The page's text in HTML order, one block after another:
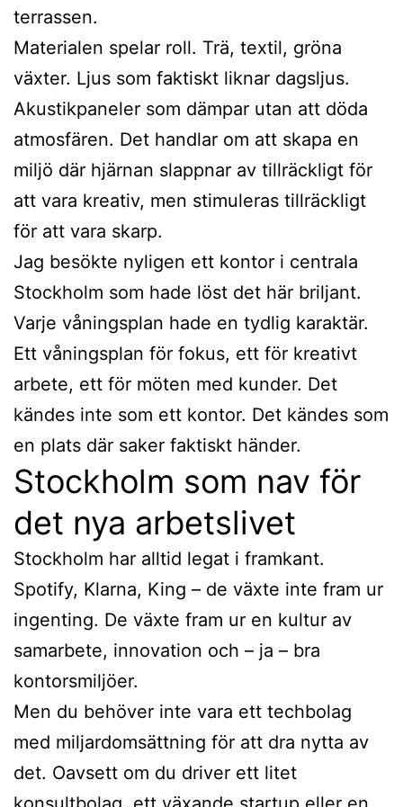
terrassen.
Materialen spelar roll. Trä, textil, gröna
växter. Ljus som faktiskt liknar dagsljus.
Akustikpaneler som dämpar utan att döda
atmosfären. Det handlar om att skapa en
miljö där hjärnan slappnar av tillräckligt för
att vara kreativ, men stimuleras tillräckligt
för att vara skarp.
Jag besökte nyligen ett kontor i centrala
Stockholm som hade löst det här briljant.
Varje våningsplan hade en tydlig karaktär.
Ett våningsplan för fokus, ett för kreativt
arbete, ett för möten med kunder. Det
kändes inte som ett kontor. Det kändes som
en plats där saker faktiskt händer.
Stockholm som nav för
det nya arbetslivet
Stockholm har alltid legat i framkant.
Spotify, Klarna, King – de växte inte fram ur
ingenting. De växte fram ur en kultur av
samarbete, innovation och – ja – bra
kontorsmiljöer.
Men du behöver inte vara ett techbolag
med miljardomsättning för att dra nytta av
det. Oavsett om du driver ett litet